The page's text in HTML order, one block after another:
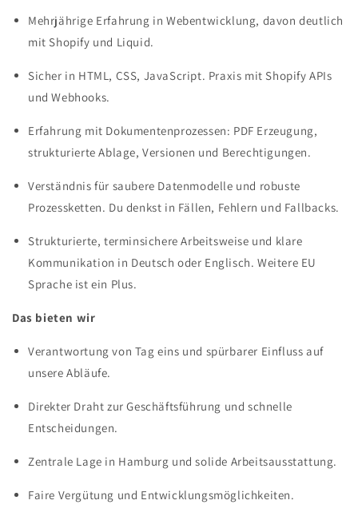
Mehrjährige Erfahrung in Webentwicklung, davon deutlich
mit Shopify und Liquid.
Sicher in HTML, CSS, JavaScript. Praxis mit Shopify APIs
und Webhooks.
Erfahrung mit Dokumentenprozessen: PDF Erzeugung,
strukturierte Ablage, Versionen und Berechtigungen.
Verständnis für saubere Datenmodelle und robuste
Prozessketten. Du denkst in Fällen, Fehlern und Fallbacks.
Strukturierte, terminsichere Arbeitsweise und klare
Kommunikation in Deutsch oder Englisch. Weitere EU
Sprache ist ein Plus.
Das bieten wir
Verantwortung von Tag eins und spürbarer Einfluss auf
unsere Abläufe.
Direkter Draht zur Geschäftsführung und schnelle
Entscheidungen.
Zentrale Lage in Hamburg und solide Arbeitsausstattung.
Faire Vergütung und Entwicklungsmöglichkeiten.